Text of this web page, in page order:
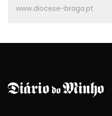
www.diocese-braga.pt